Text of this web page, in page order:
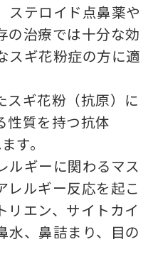
ステロイド点鼻薬や
の治療では十分な効
スギ花粉症の方に適
スギ花粉（抗原）に
性質を持つ抗体
す。
ルギーに関わるマス
レルギー反応を起こ
リエン、サイトカイ
水、鼻詰まり、目の